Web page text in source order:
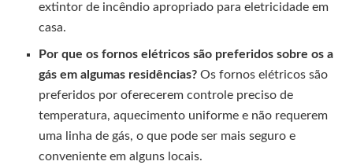
extintor de incêndio apropriado para eletricidade em
casa.
Por que os fornos elétricos são preferidos sobre os a
gás em algumas residências? Os fornos elétricos são
preferidos por oferecerem controle preciso de
temperatura, aquecimento uniforme e não requerem
uma linha de gás, o que pode ser mais seguro e
conveniente em alguns locais.